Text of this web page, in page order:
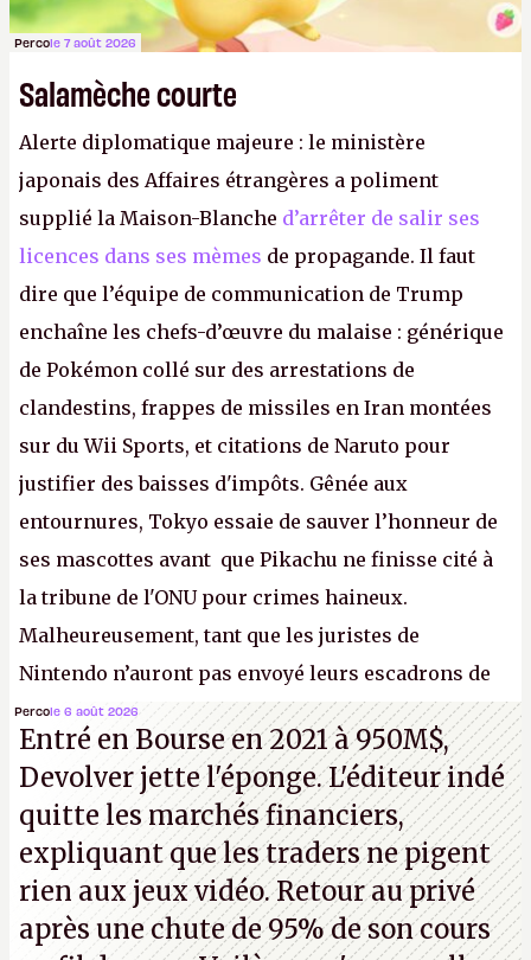
Percole 7 août 2026
Salamèche courte
Alerte diplomatique majeure : le ministère
japonais des Affaires étrangères a poliment
supplié la Maison-Blanche d’arrêter de salir ses
licences dans ses mèmes de propagande. Il faut
dire que l’équipe de communication de Trump
enchaîne les chefs-d’œuvre du malaise : générique
de Pokémon collé sur des arrestations de
clandestins, frappes de missiles en Iran montées
sur du Wii Sports, et citations de Naruto pour
justifier des baisses d'impôts. Gênée aux
entournures, Tokyo essaie de sauver l’honneur de
ses mascottes avant que Pikachu ne finisse cité à
la tribune de l'ONU pour crimes haineux.
Malheureusement, tant que les juristes de
Nintendo n’auront pas envoyé leurs escadrons de
la mort judiciaires pour distribuer du copyright
strike à tour de bras, l'Oncle Sam continuera
d'étaler sa confiture intellectuelle sur vos
souvenirs d'enfance.P.
Percole 6 août 2026
Entré en Bourse en 2021 à 950M$,
Devolver jette l'éponge. L'éditeur indé
quitte les marchés financiers,
expliquant que les traders ne pigent
rien aux jeux vidéo. Retour au privé
après une chute de 95% de son cours